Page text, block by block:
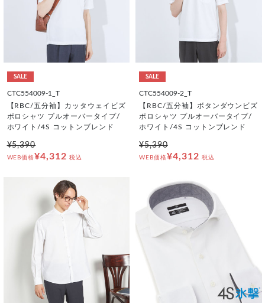
SALE
CTC554009-1_T
【RBC/五分袖】カッタウェイビズ
ポロシャツ プルオーバータイプ/
ホワイト/4S コットンブレンド
¥5,390
WEB価格¥4,312 税込
SALE
CTC554009-2_T
【RBC/五分袖】ボタンダウンビズ
ポロシャツ プルオーバータイプ/
ホワイト/4S コットンブレンド
¥5,390
WEB価格¥4,312 税込